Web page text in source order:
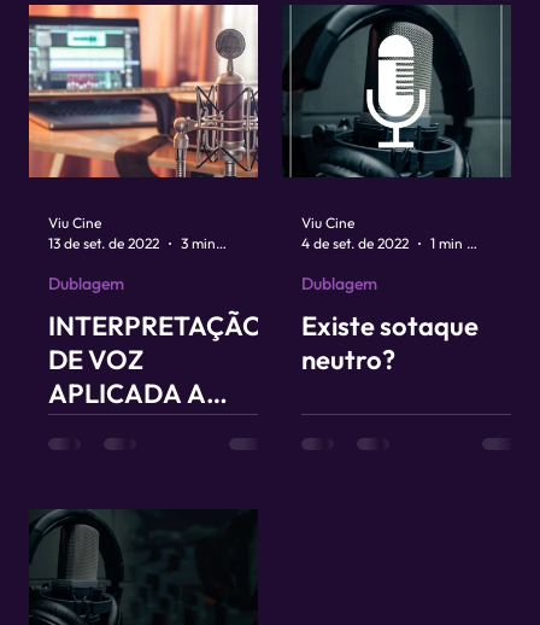
INTERPRETAÇÃO
DE VOZ
APLICADA A
Dublagem
Viu Cine
13 de set. de 2022
3 min de leitura
Existe sotaque
neutro?
Dublagem
Viu Cine
4 de set. de 2022
1 min de leitura